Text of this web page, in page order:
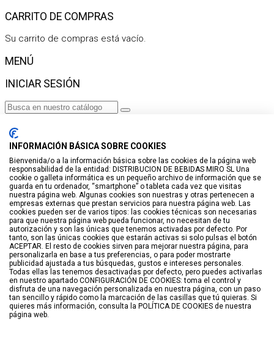
CARRITO DE COMPRAS
Su carrito de compras está vacío.
MENÚ
INICIAR SESIÓN
No se encontraron productos.
Iniciar sesión
VISTO RECIENTEMENTE
No hay productos
LISTA DE DESEOS
GUARDAR EN LISTA DE DESEOS
Crear
BUSCAR
Haga clic para más productos.
INFORMACIÓN BÁSICA SOBRE COOKIES
Bienvenida/o a la información básica sobre las cookies de la página web
responsabilidad de la entidad: DISTRIBUCION DE BEBIDAS MIRO SL Una
cookie o galleta informática es un pequeño archivo de información que se
guarda en tu ordenador, “smartphone” o tableta cada vez que visitas
nuestra página web. Algunas cookies son nuestras y otras pertenecen a
empresas externas que prestan servicios para nuestra página web. Las
cookies pueden ser de varios tipos: las cookies técnicas son necesarias
para que nuestra página web pueda funcionar, no necesitan de tu
autorización y son las únicas que tenemos activadas por defecto. Por
tanto, son las únicas cookies que estarán activas si solo pulsas el botón
ACEPTAR. El resto de cookies sirven para mejorar nuestra página, para
personalizarla en base a tus preferencias, o para poder mostrarte
publicidad ajustada a tus búsquedas, gustos e intereses personales.
Todas ellas las tenemos desactivadas por defecto, pero puedes activarlas
en nuestro apartado CONFIGURACIÓN DE COOKIES: toma el control y
disfruta de una navegación personalizada en nuestra página, con un paso
tan sencillo y rápido como la marcación de las casillas que tú quieras. Si
quieres más información, consulta la POLÍTICA DE COOKIES de nuestra
página web.